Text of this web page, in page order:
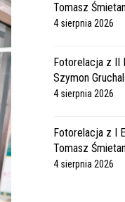
Tomasz
4 sierpnia 2026
Fotorelacja z II
Szymon
4 sierpnia 2026
Fotorelacja z I
Tomasz
4 sierpnia 2026